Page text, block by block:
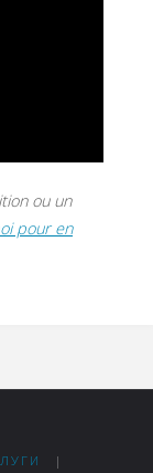
ou un
pour en
|